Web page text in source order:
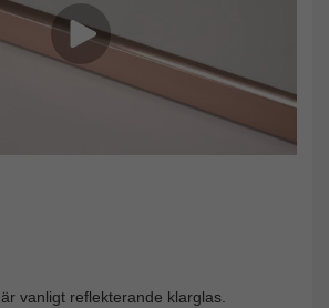
är vanligt reflekterande klarglas.